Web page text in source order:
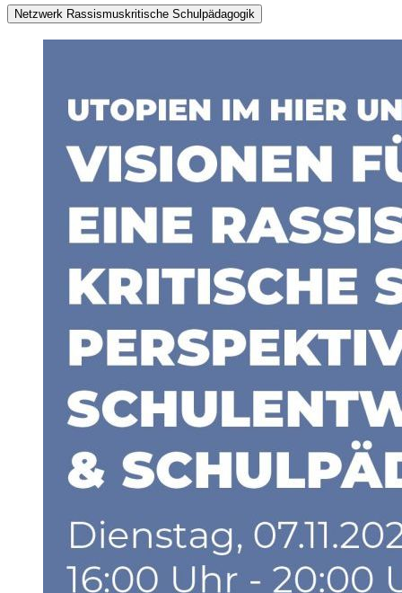
Netzwerk Rassismuskritische Schulpädagogik